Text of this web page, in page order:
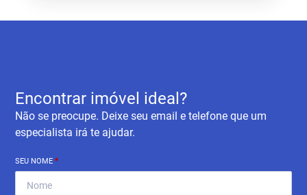
Encontrar imóvel ideal?
Não se preocupe. Deixe seu email e telefone que um
especialista irá te ajudar.
SEU NOME*